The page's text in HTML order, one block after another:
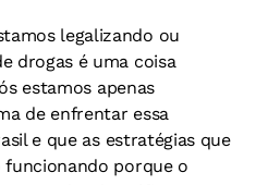
legalizando ou
drogas é uma coisa
estamos apenas
de enfrentar essa
e que as estratégias que
porque o